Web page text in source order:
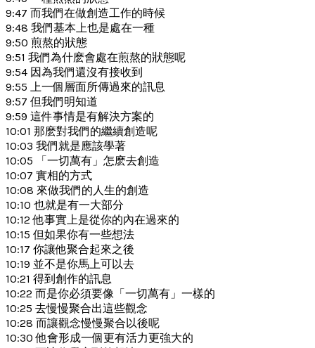
9:47 而我們在做創造工作的時候
9:48 我們基本上也是處在一種
9:50 煎熬的狀態
9:51 我們為什麽會處在煎熬的狀態呢
9:54 因為我們還沒有接收到
9:55 上一個層面所傳過來的訊息
9:57 但我們明知道
9:59 這件事情是有解決方案的
10:01 那麽對我們的繼續創造呢
10:03 我們就是應該學著
10:05 「一切萬有」怎麽去創造
10:07 實相的方式
10:08 來做我們的人生的創造
10:10 也就是有一大部分
10:12 他事實上是從你的內在過來的
10:15 但如果你有一些想法
10:17 你讓他聚合起來之後
10:19 並不是你馬上可以去
10:21 得到創作的訊息
10:22 而是你必須要像「一切萬有」一樣的
10:25 去慢慢聚合出這些觀念
10:28 而讓觀念慢慢聚合以後呢
10:30 他會形成一個更有活力更強大的